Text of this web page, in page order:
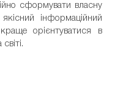
сформувати власну
інформаційний
орієнтуватися в